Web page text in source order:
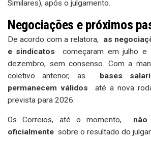
Similares), após o julgamento.
Negociações e próximos
De acordo com a relatora, as
e sindicatos começaram em julho e
dezembro, sem consenso. Com a
coletivo anterior, as bases
permanecem válidos até a nova
prevista para 2026.
Os Correios, até o momento, não
oficialmente sobre o resultado do